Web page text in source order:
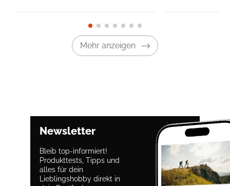
Mehr anzeigen
Newsletter
Bleib top-informiert!
Produkttests, Tipps und
alles für dein
Lieblingshobby direkt in